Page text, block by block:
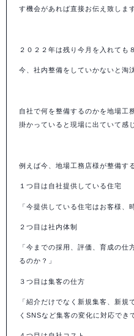
す機会があれば直接お伝え致します
２０２２年は残り今月を入れても
今、社内整備をしていかないと淘
自社で何を整備するのかを地場工
掛かっていると現場に出ていて感
例えば今、地場工務店様が整備す
１つ目は自社提供している住宅
「今提供している住宅はお客様、
２つ目は社内体制
「今までの採用、評価、育成の
るのか？」
３つ目は集客の仕方
「紹介だけでなく新規集客、新規
く SNSなど集客の変化に対応でき